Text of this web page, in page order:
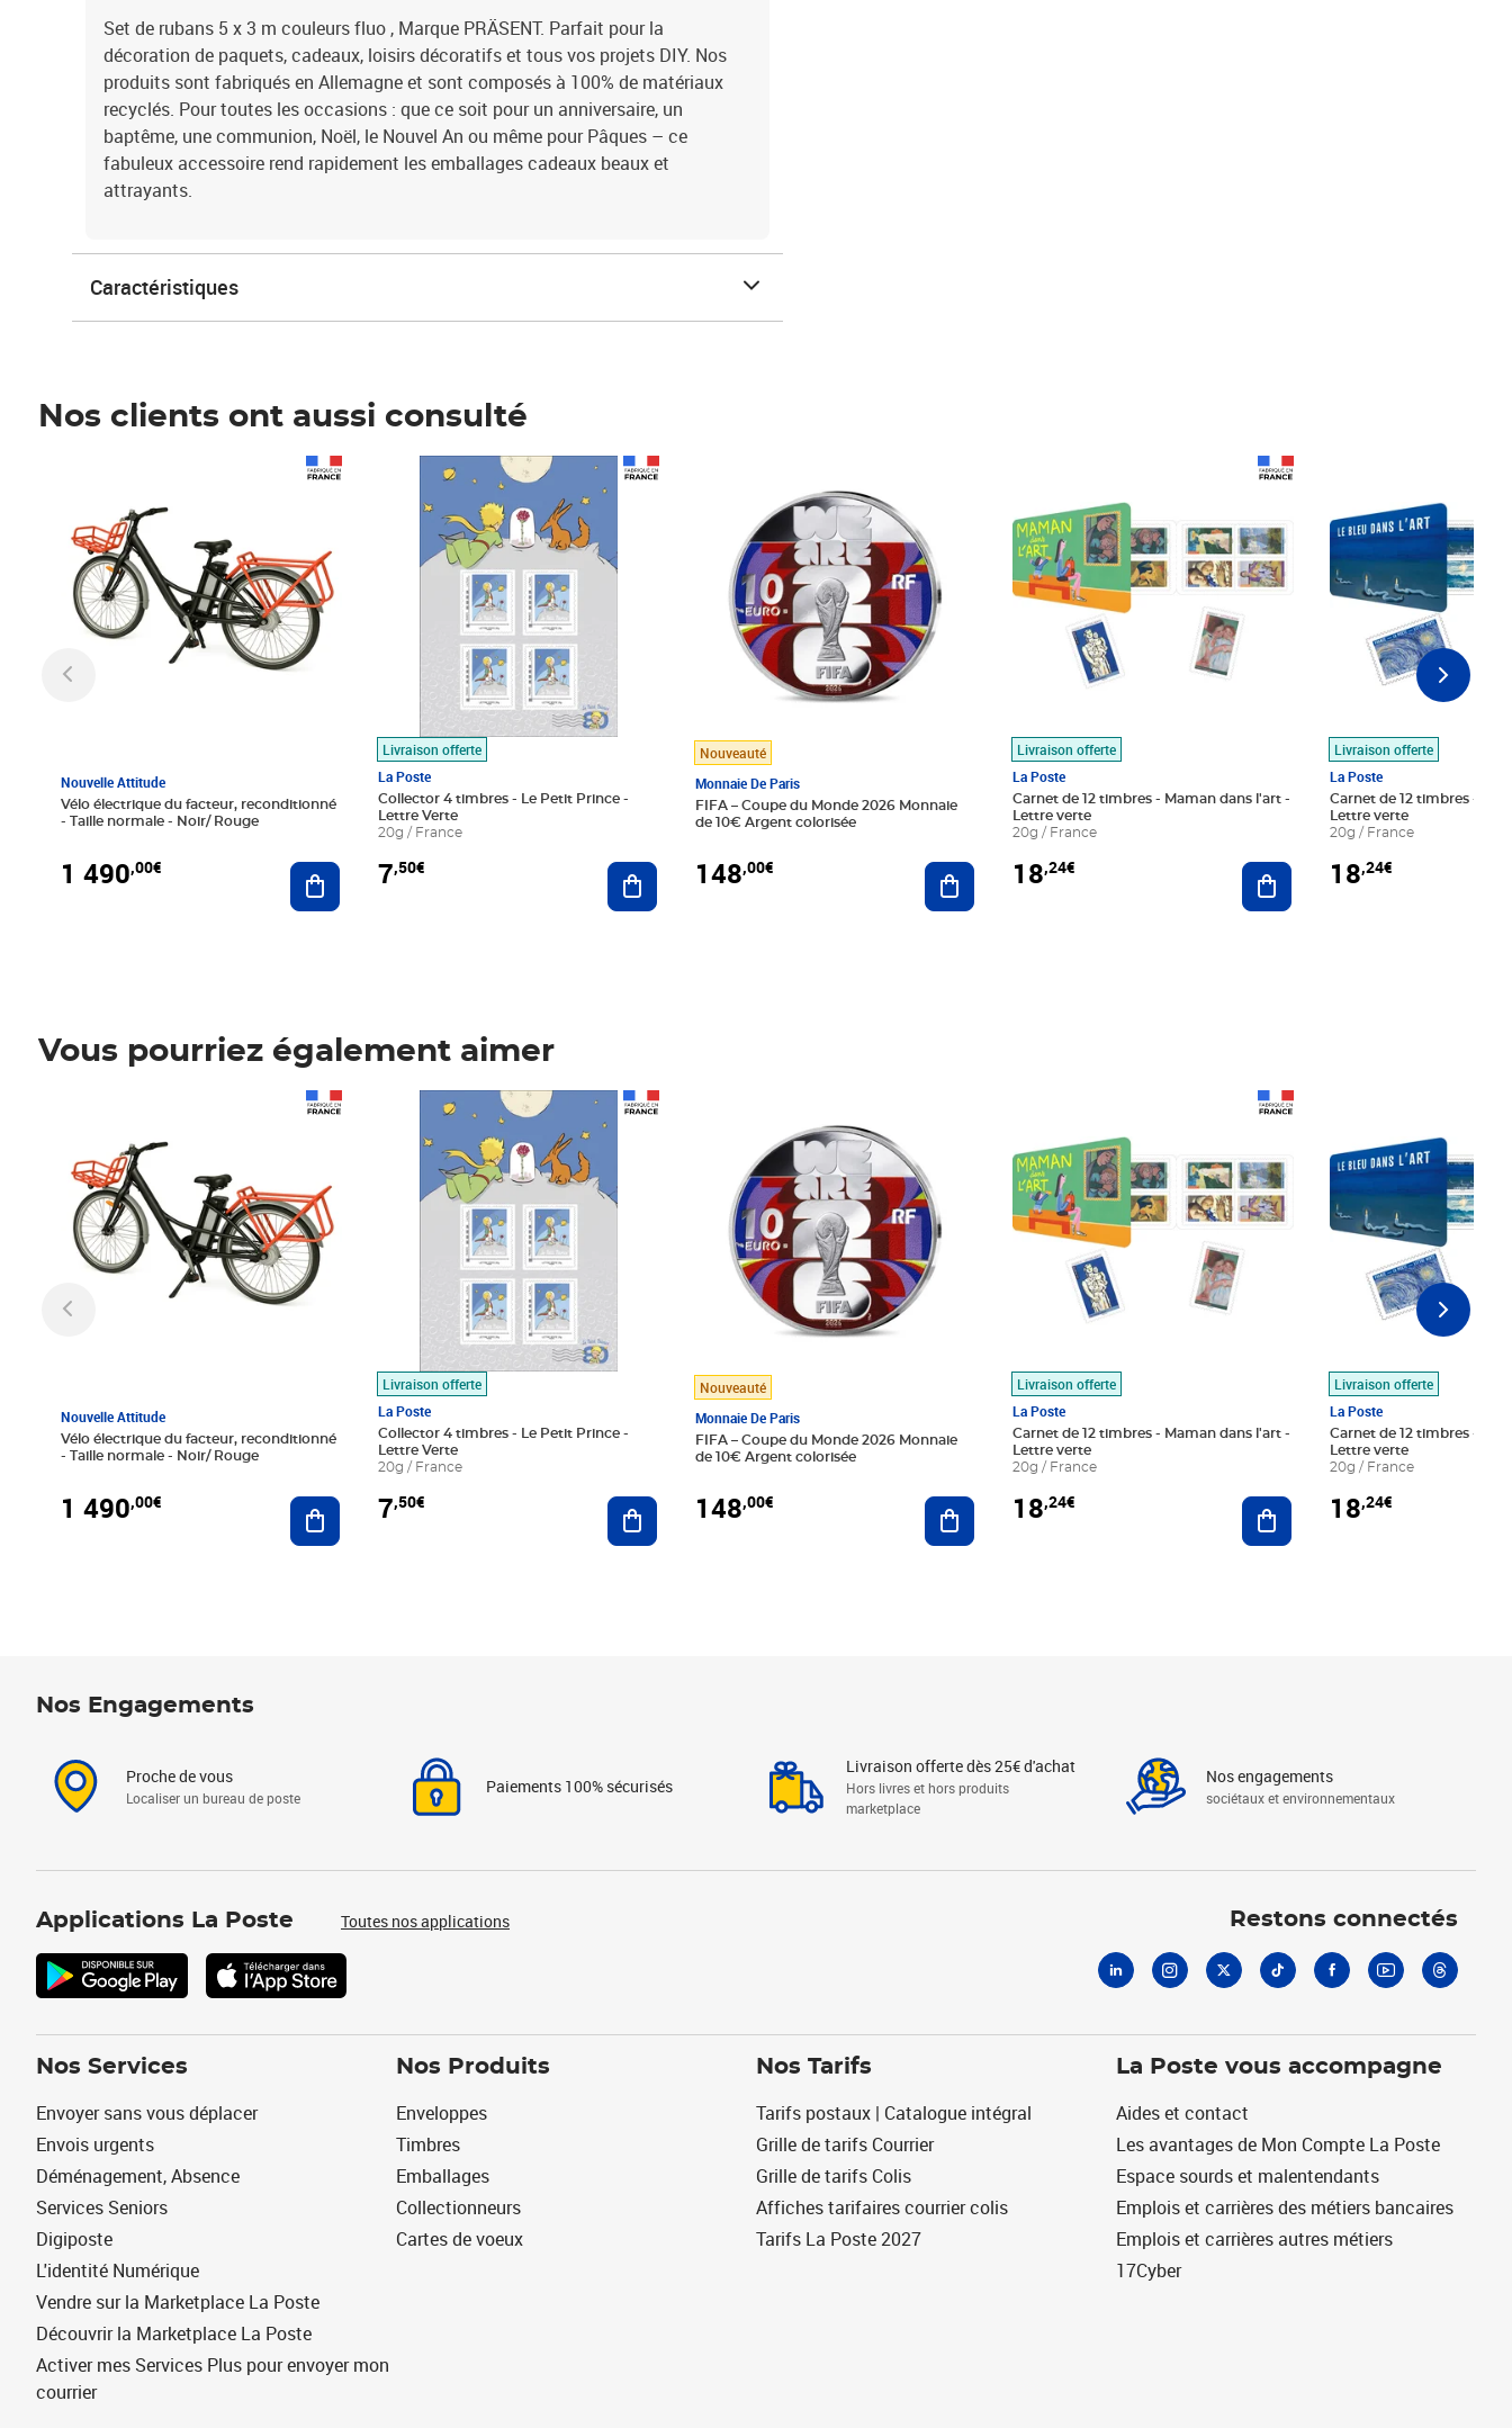
Set de rubans 5 x 3 m couleurs fluo , Marque PRÄSENT. Parfait pour la
décoration de paquets, cadeaux, loisirs décoratifs et tous vos projets DIY. Nos
produits sont fabriqués en Allemagne et sont composés à 100% de matériaux
recyclés. Pour toutes les occasions : que ce soit pour un anniversaire, un
baptême, une communion, Noël, le Nouvel An ou même pour Pâques – ce
fabuleux accessoire rend rapidement les emballages cadeaux beaux et
attrayants.
Caractéristiques
Nos clients ont aussi consulté
Nouvelle Attitude
Vélo électrique du facteur, reconditionné
- Taille normale - Noir/ Rouge
1 490,00€ Ajouter au panier
Livraison offerte
La Poste
Collector 4 timbres - Le Petit Prince -
Lettre Verte
20g / France
7,50€
Prix 7,50€
Ajouter au panier
Nouveauté
Monnaie De Paris
FIFA – Coupe du Monde 2026 Monnaie
de 10€ Argent colorisée
148,00€ Ajouter au panier
Livraison offerte
La Poste
Carnet de 12 timbres - Maman dans l'art -
Lettre verte
20g / France
18,24€ Ajouter au panier
Livraison offerte
La Poste
Carnet de 12 timbres - Le
Lettre verte
20g / France
18,24€
Vous pourriez également aimer
Nouvelle Attitude
Vélo électrique du facteur, reconditionné
- Taille normale - Noir/ Rouge
1 490,00€ Ajouter au panier
Livraison offerte
La Poste
Collector 4 timbres - Le Petit Prince -
Lettre Verte
20g / France
7,50€
Prix 7,50€
Ajouter au panier
Nouveauté
Monnaie De Paris
FIFA – Coupe du Monde 2026 Monnaie
de 10€ Argent colorisée
148,00€ Ajouter au panier
Livraison offerte
La Poste
Carnet de 12 timbres - Maman dans l'art -
Lettre verte
20g / France
18,24€ Ajouter au panier
Livraison offerte
La Poste
Carnet de 12 timbres - Le
Lettre verte
20g / France
18,24€
Nos Engagements
Proche de vous
Localiser un bureau de poste
Paiements 100% sécurisés
Livraison offerte dès 25€ d'achat
Hors livres et hors produits
marketplace
Nos engagements
sociétaux et environnementaux
Applications La Poste Toutes nos applications Restons connectés
Nos Services
Envoyer sans vous déplacer
Envois urgents
Déménagement, Absence
Services Seniors
Digiposte
L'identité Numérique
Vendre sur la Marketplace La Poste
Découvrir la Marketplace La Poste
Activer mes Services Plus pour envoyer mon
courrier
Nos Produits
Enveloppes
Timbres
Emballages
Collectionneurs
Cartes de voeux
Nos Tarifs
Tarifs postaux | Catalogue intégral
Grille de tarifs Courrier
Grille de tarifs Colis
Affiches tarifaires courrier colis
Tarifs La Poste 2027
La Poste vous accompagne
Aides et contact
Les avantages de Mon Compte La Poste
Espace sourds et malentendants
Emplois et carrières des métiers bancaires
Emplois et carrières autres métiers
17Cyber